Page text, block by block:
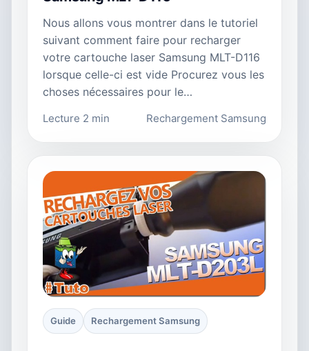
Nous allons vous montrer dans le tutoriel
suivant comment faire pour recharger
votre cartouche laser Samsung MLT-D116
lorsque celle-ci est vide Procurez vous les
choses nécessaires pour le…
Lecture 2 min Rechargement Samsung
Guide Rechargement Samsung